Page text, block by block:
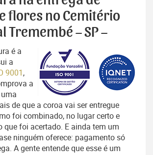
flores no Cemitério
Tremembé – SP –
é a
a
9001,
a
de que a coroa vai ser entregue
foi combinado, no lugar certo e
que foi acertado. E ainda tem um
ninguém oferece: pagamento só
A gente entende que esse é um